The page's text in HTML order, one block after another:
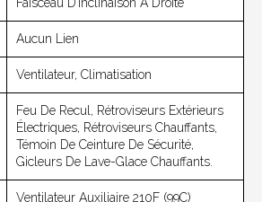
Faisceau D’inclinaison À Droite
Aucun Lien
Ventilateur, Climatisation
Feu De Recul, Rétroviseurs Extérieurs
Électriques, Rétroviseurs Chauffants,
Témoin De Ceinture De Sécurité,
Gicleurs De Lave-Glace Chauffants.
Ventilateur Auxiliaire 210F (99C)